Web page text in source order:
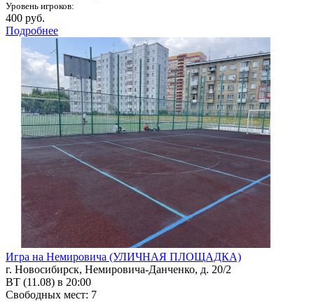
Уровень игроков:
400 руб.
Подробнее
Игра на Немировича (УЛИЧНАЯ ПЛОЩАДКА)
г. Новосибирск, Немировича-Данченко, д. 20/2
ВТ (11.08) в 20:00
Свободных мест: 7